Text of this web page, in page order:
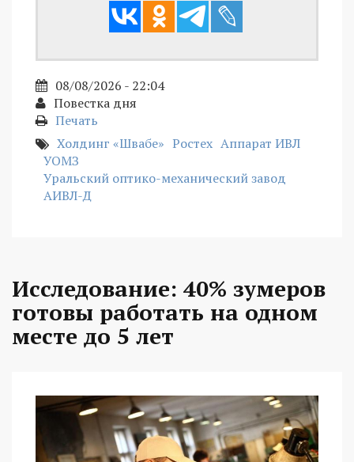
08/08/2026 - 22:04
Повестка дня
Печать
Холдинг «Швабе» Ростех Аппарат ИВЛ
УОМЗ
Уральский оптико-механический завод
АИВЛ-Д
Исследование: 40% зумеров
готовы работать на одном
месте до 5 лет